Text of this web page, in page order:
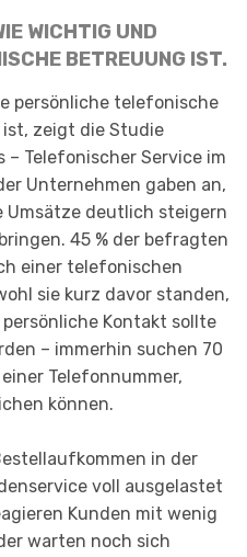
WICHTIG UND
BETREUUNG IST.
persönliche telefonische
zeigt die Studie
Telefonischer Service im
Unternehmen gaben an,
Umsätze deutlich steigern
45 % der befragten
einer telefonischen
sie kurz davor standen,
Kontakt sollte
– immerhin suchen 70
Telefonnummer,
können.
in der
voll ausgelastet
Kunden mit wenig
warten noch sich